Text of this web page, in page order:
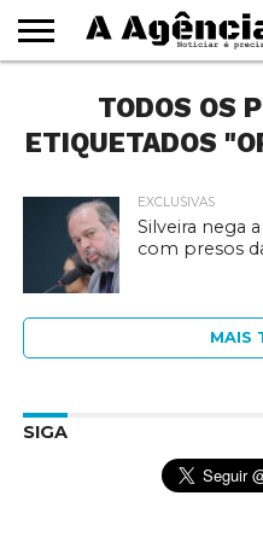
CADERNOS
SEÇÕES
ESPECIAIS
COMO
AJUDAR
CONTATOTODOS OS
ETIQUETADOS
EXCLUSIVAS
Silveira nega
com presos
MAIS
SIGA